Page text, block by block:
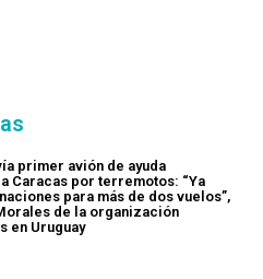
primer avión de ayuda
Caracas por terremotos: “Ya
para más de dos vuelos”,
de la organización
en Uruguay